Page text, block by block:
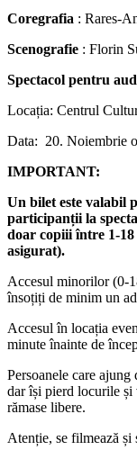
Coregrafia : Rares-
Scenografie : Florin
Spectacol pentru
Locația: Centrul
Data: 20. Noiembrie
IMPORTANT:
Un bilet este valabil
participanții la
doar copiii între 1-
asigurat).
Accesul minorilor (0-
însoțiți de minim un
Accesul în locația
minute înainte de
Persoanele care ajung
dar își pierd locurile și
rămase libere.
Atenție, se filmează și